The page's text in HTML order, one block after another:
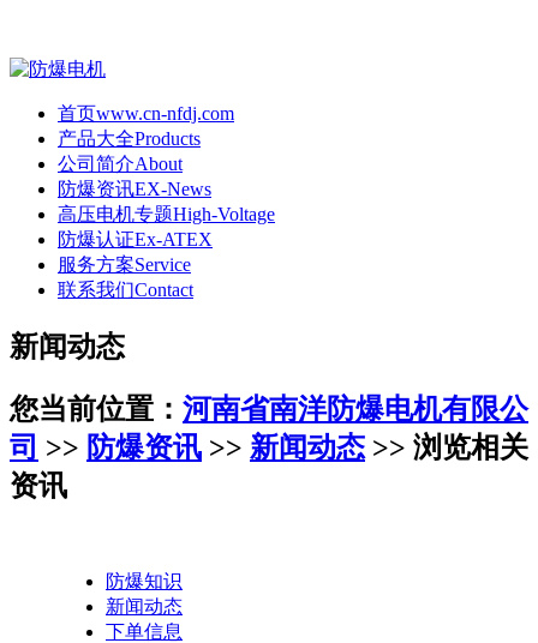
首页www.cn-nfdj.com
产品大全Products
公司简介About
防爆资讯EX-News
高压电机专题High-Voltage
防爆认证Ex-ATEX
服务方案Service
联系我们Contact
新闻动态
您当前位置： 河南省南洋防爆电机有限公
司 >> 防爆资讯 >> 新闻动态 >> 浏览相关
资讯
防爆知识
新闻动态
下单信息